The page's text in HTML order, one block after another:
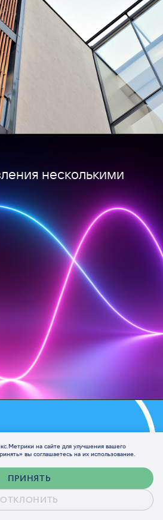
несколькими
статусов груза
компании WNOG
на сайте для улучшения вашего
вы соглашаетесь на их использование.
ПРИНЯТЬ
ОТКЛОНИТЬ